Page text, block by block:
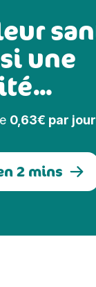
une
0,63€ par
2 mins